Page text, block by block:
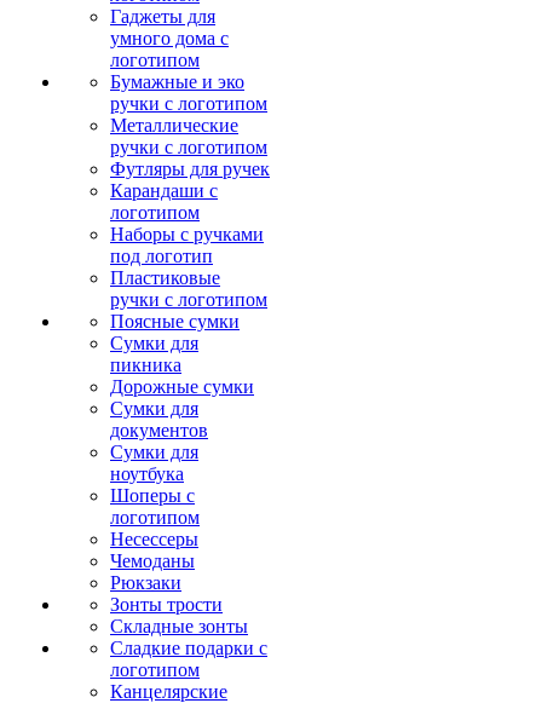
Гаджеты для
умного дома с
логотипом
Бумажные и эко
ручки с логотипом
Металлические
ручки с логотипом
Футляры для ручек
Карандаши с
логотипом
Наборы с ручками
под логотип
Пластиковые
ручки с логотипом
Поясные сумки
Сумки для
пикника
Дорожные сумки
Сумки для
документов
Сумки для
ноутбука
Шоперы с
логотипом
Несессеры
Чемоданы
Рюкзаки
Зонты трости
Складные зонты
Сладкие подарки с
логотипом
Канцелярские